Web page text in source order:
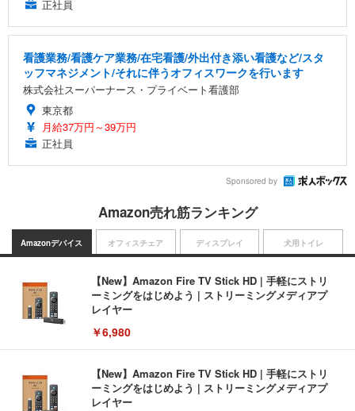
正社員
看護業務/看護ケア業務/在宅看護/外出付き添い看護など/スタ
ッフマネジメント/それに伴うオフィスワークを行います
株式会社スーパーナース・プライベート看護部
東京都
月給37万円～39万円
正社員
Sponsored by
Amazon売れ筋ランキング
Amazonデバイス
【New】Amazon Fire TV Stick HD | 手軽にストリ
ーミングをはじめよう | ストリーミングメディアプ
レイヤー
￥6,980
【New】Amazon Fire TV Stick HD | 手軽にストリ
ーミングをはじめよう | ストリーミングメディアプ
レイヤー
オフィスチェア ディスプレイ 犬用トイレ